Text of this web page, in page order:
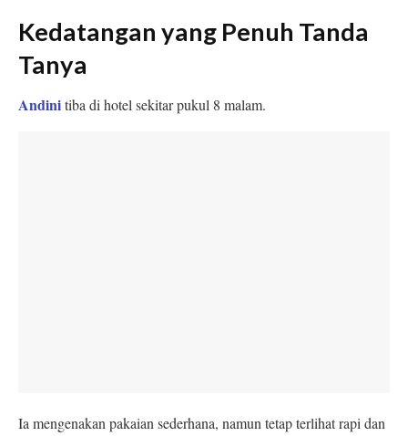
Kedatangan yang Penuh Tanda
Tanya
Andinitiba di hotel sekitar pukul 8 malam.
Ia mengenakan pakaian sederhana, namun tetap terlihat rapi dan